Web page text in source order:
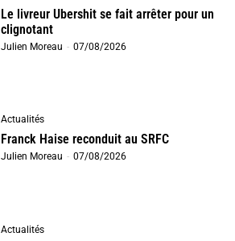
Le livreur Ubershit se fait arrêter pour un
clignotant
Julien Moreau - 07/08/2026
Actualités
Franck Haise reconduit au SRFC
Julien Moreau - 07/08/2026
Actualités